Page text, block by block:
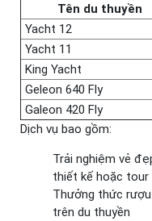
Tên du thuyền
Yacht 12
Yacht 11
King Yacht
Geleon 640 Fly
Galeon 420 Fly
Dịch vụ bao gồm:
Trải nghiệm vẻ
thiết kế hoặc tour
Thưởng thức
trên du thuyền